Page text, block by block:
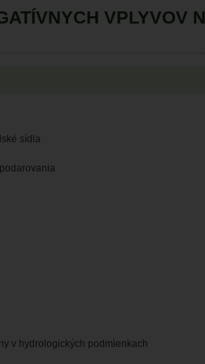
VPLYVOV
sídla
v hydrologických podmienkach